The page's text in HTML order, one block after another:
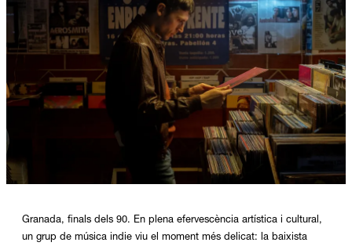
Granada, finals dels 90. En plena efervescència artística i cultural,
un grup de música indie viu el moment més delicat: la baixista